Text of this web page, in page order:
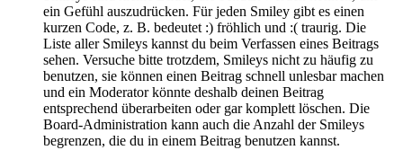
ein Gefühl auszudrücken. Für jeden Smiley gibt es einen
kurzen Code, z. B. bedeutet :) fröhlich und :( traurig. Die
Liste aller Smileys kannst du beim Verfassen eines Beitrags
sehen. Versuche bitte trotzdem, Smileys nicht zu häufig zu
benutzen, sie können einen Beitrag schnell unlesbar machen
und ein Moderator könnte deshalb deinen Beitrag
entsprechend überarbeiten oder gar komplett löschen. Die
Board-Administration kann auch die Anzahl der Smileys
begrenzen, die du in einem Beitrag benutzen kannst.